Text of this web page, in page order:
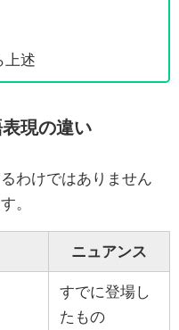
上述
現の違い
わけではありません
。
ニュアンス
すでに登場し
たもの